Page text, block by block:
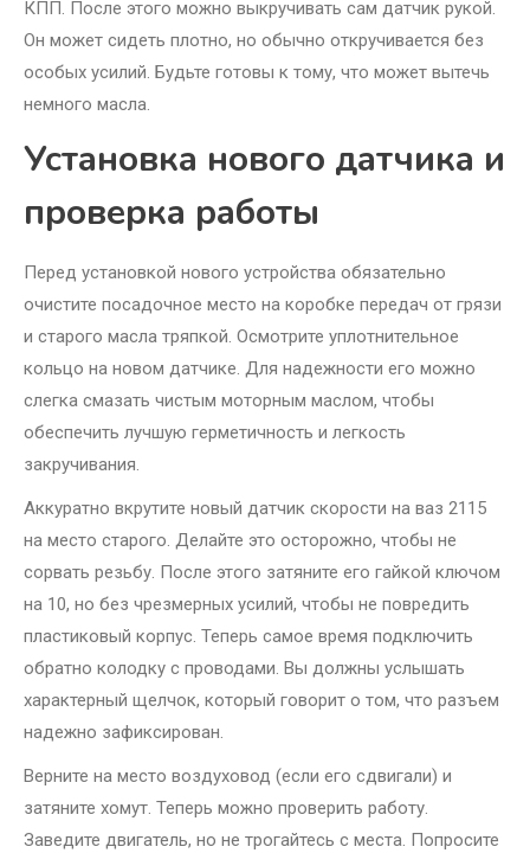
КПП. После этого можно выкручивать сам датчик рукой.
Он может сидеть плотно, но обычно откручивается без
особых усилий. Будьте готовы к тому, что может вытечь
немного масла.
Установка нового датчика и
проверка работы
Перед установкой нового устройства обязательно
очистите посадочное место на коробке передач от грязи
и старого масла тряпкой. Осмотрите уплотнительное
кольцо на новом датчике. Для надежности его можно
слегка смазать чистым моторным маслом, чтобы
обеспечить лучшую герметичность и легкость
закручивания.
Аккуратно вкрутите новый датчик скорости на ваз 2115
на место старого. Делайте это осторожно, чтобы не
сорвать резьбу. После этого затяните его гайкой ключом
на 10, но без чрезмерных усилий, чтобы не повредить
пластиковый корпус. Теперь самое время подключить
обратно колодку с проводами. Вы должны услышать
характерный щелчок, который говорит о том, что разъем
надежно зафиксирован.
Верните на место воздуховод (если его сдвигали) и
затяните хомут. Теперь можно проверить работу.
Заведите двигатель, но не трогайтесь с места. Попросите